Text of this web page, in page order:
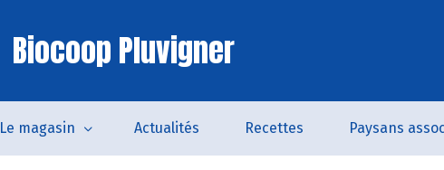
Biocoop Pluvigner
Le magasin Actualités Recettes Paysans